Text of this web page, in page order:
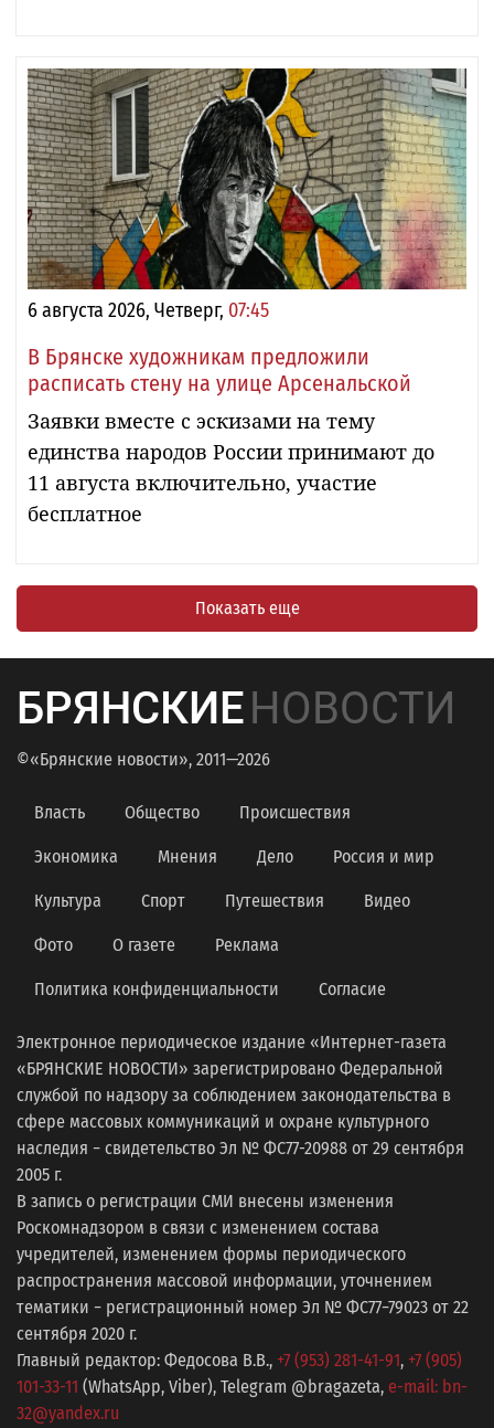
6 августа 2026, Четверг, 07:45
В Брянске художникам предложили
расписать стену на улице Арсенальской
Заявки вместе с эскизами на тему
единства народов России принимают до
11 августа включительно, участие
бесплатное
Показать еще
БРЯНСКИЕНОВОСТИ
©«Брянские новости», 2011—2026
Власть Общество Происшествия
Экономика Мнения Дело Россия и мир
Культура Спорт Путешествия Видео
Фото О газете Реклама
Политика конфиденциальности Согласие
Электронное периодическое издание «Интернет-газета
«БРЯНСКИЕ НОВОСТИ» зарегистрировано Федеральной
службой по надзору за соблюдением законодательства в
сфере массовых коммуникаций и охране культурного
наследия − свидетельство Эл № ФС77-20988 от 29 сентября
2005 г.
В запись о регистрации СМИ внесены изменения
Роскомнадзором в связи с изменением состава
учредителей, изменением формы периодического
распространения массовой информации, уточнением
тематики − регистрационный номер Эл № ФС77−79023 от 22
сентября 2020 г.
Главный редактор: Федосова В.В., +7 (953) 281-41-91, +7 (905)
101-33-11 (WhatsApp, Viber), Telegram @bragazeta, e-mail: bn-
32@yandex.ru